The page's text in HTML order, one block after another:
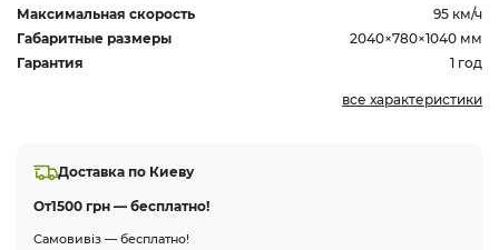
Максимальная скорость
95 км/ч
Габаритные размеры
2040×780×1040 мм
Гарантия
1 год
все характеристики
Доставка по Киеву
От1500 грн — бесплатно!
Самовивіз — бесплатно!